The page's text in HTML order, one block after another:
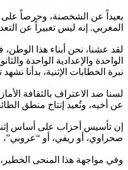
بعيداً عن الشخصنة، وحرصاً على
المغربي. إنه ليس تعبيراً عن
لقد عشنا، نحن أبناء هذا
الواحدة والإعدادية الواحدة
نبرة الخطابات الإثنية، بدأنا
لسنا ضد الاعتراف بالثقافة
عن أخيه، وتُعيد إنتاج منطق
إن تأسيس أحزاب على أساس
صحراوي، أو ريفي، أو
وفي مواجهة هذا المنحى